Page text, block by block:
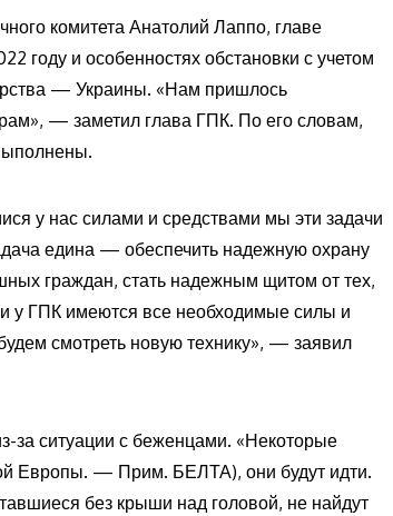
комитета Анатолий Лаппо, главе
году и особенностях обстановки с учетом
— Украины. «Нам пришлось
— заметил глава ГПК. По его словам,
у нас силами и средствами мы эти задачи
едина — обеспечить надежную охрану
граждан, стать надежным щитом от тех,
у ГПК имеются все необходимые силы и
смотреть новую технику», — заявил
за ситуации с беженцами. «Некоторые
Европы. — Прим. БЕЛТА), они будут идти.
без крыши над головой, не найдут